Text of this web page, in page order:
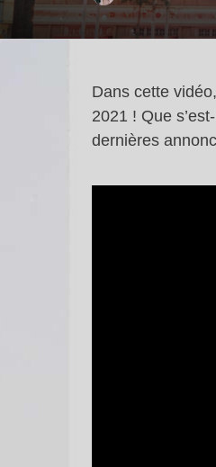
Dans cette
2021 ! Que
dernières